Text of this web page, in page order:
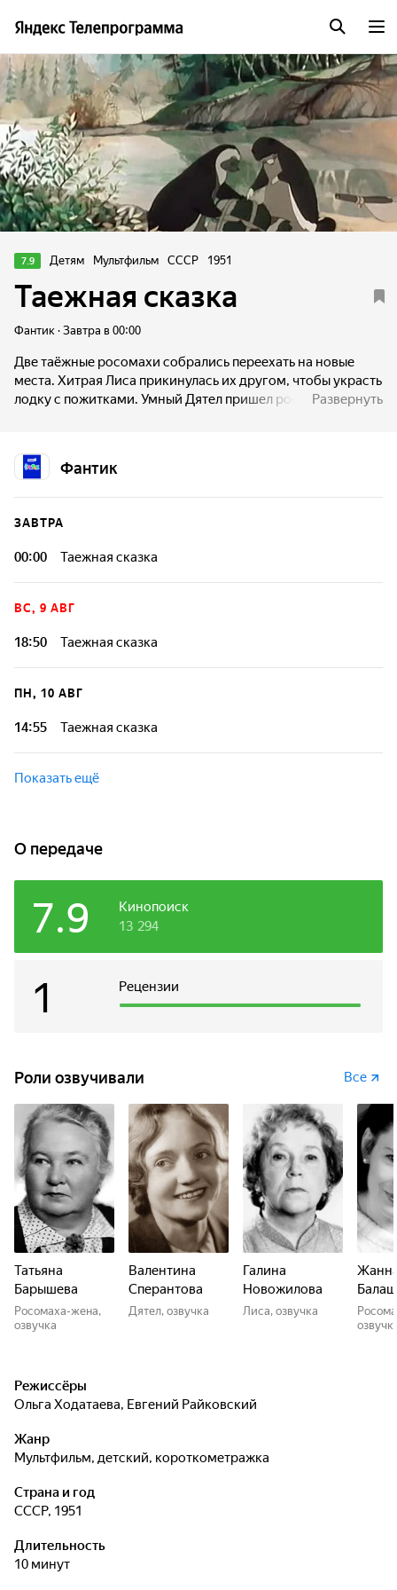
7.9 Детям Мультфильм СССР 1951
Таежная сказка
Фантик · Завтра в 00:00
Две таёжные росомахи собрались переехать на новые
места. Хитрая Лиса прикинулась их другом, чтобы украсть
лодку с пожитками. Умный Дятел пришел росомахам на
Развернуть
Фантик
ЗАВТРА
00:00 Таежная сказка
ВС, 9 АВГ
18:50 Таежная сказка
ПН, 10 АВГ
14:55 Таежная сказка
Показать ещё
О передаче
Кинопоиск
7.9 13 294
Рецензии
1
Роли озвучивали Все
Татьяна
Барышева
Росомаха-жена,
озвучка
Валентина
Сперантова
Дятел, озвучка
Галина
Новожилова
Лиса, озвучка
Режиссёры
Ольга Ходатаева, Евгений Райковский
Жанр
мультфильм, детский, короткометражка
Страна и год
СССР, 1951
Длительность
10 минут